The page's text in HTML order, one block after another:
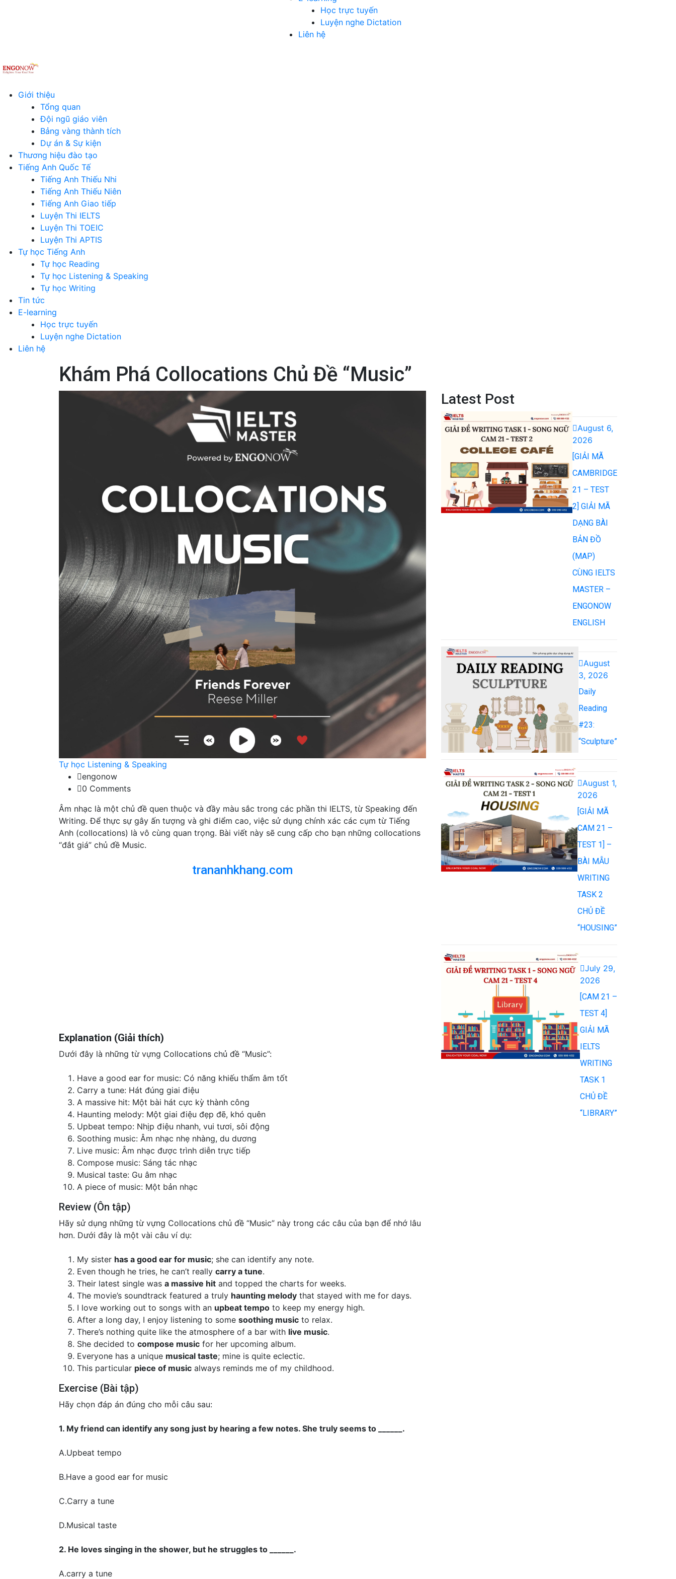
Học trực tuyến
Luyện nghe Dictation
Liên hệ
Giới thiệu
Tổng quan
Đội ngũ giáo viên
Bảng vàng thành tích
Dự án & Sự kiện
Thương hiệu đào tạo
Tiếng Anh Quốc Tế
Tiếng Anh Thiếu Nhi
Tiếng Anh Thiếu Niên
Tiếng Anh Giao tiếp
Luyện Thi IELTS
Luyện Thi TOEIC
Luyện Thi APTIS
Tự học Tiếng Anh
Tự học Reading
Tự học Listening & Speaking
Tự học Writing
Tin tức
E-learning
Học trực tuyến
Luyện nghe Dictation
Liên hệ
Khám Phá Collocations Chủ Đề “Music”
Tự học Listening & Speaking
engonow
0 Comments
Âm nhạc là một chủ đề quen thuộc và đầy màu sắc trong các phần thi IELTS, từ Speaking đến
Writing. Để thực sự gây ấn tượng và ghi điểm cao, việc sử dụng chính xác các cụm từ Tiếng
Anh (collocations) là vô cùng quan trọng. Bài viết này sẽ cung cấp cho bạn những collocations
“đắt giá” chủ đề Music.
trananhkhang.com
Explanation (Giải thích)
Dưới đây là những từ vựng Collocations chủ đề “Music”:
Have a good ear for music: Có năng khiếu thẩm âm tốt
Carry a tune: Hát đúng giai điệu
A massive hit: Một bài hát cực kỳ thành công
Haunting melody: Một giai điệu đẹp đẽ, khó quên
Upbeat tempo: Nhịp điệu nhanh, vui tươi, sôi động
Soothing music: Âm nhạc nhẹ nhàng, du dương
Live music: Âm nhạc được trình diễn trực tiếp
Compose music: Sáng tác nhạc
Musical taste: Gu âm nhạc
A piece of music: Một bản nhạc
Review (Ôn tập)
Hãy sử dụng những từ vựng Collocations chủ đề “Music” này trong các câu của bạn để nhớ lâu
hơn. Dưới đây là một vài câu ví dụ:
My sister has a good ear for music; she can identify any note.
Even though he tries, he can’t really carry a tune.
Their latest single was a massive hit and topped the charts for weeks.
The movie’s soundtrack featured a truly haunting melody that stayed with me for days.
I love working out to songs with an upbeat tempo to keep my energy high.
After a long day, I enjoy listening to some soothing music to relax.
There’s nothing quite like the atmosphere of a bar with live music.
She decided to compose music for her upcoming album.
Everyone has a unique musical taste; mine is quite eclectic.
This particular piece of music always reminds me of my childhood.
Exercise (Bài tập)
Hãy chọn đáp án đúng cho mỗi câu sau:
1. My friend can identify any song just by hearing a few notes. She truly seems to ______.
A.Upbeat tempo
B.Have a good ear for music
C.Carry a tune
D.Musical taste
2. He loves singing in the shower, but he struggles to ______.
A.carry a tune
Latest Post
August 6,
2026
[GIẢI MÃ
CAMBRIDGE
21 – TEST
2] GIẢI MÃ
DẠNG BÀI
BẢN ĐỒ
(MAP)
CÙNG IELTS
MASTER –
ENGONOW
ENGLISH
August
3, 2026
Daily
Reading
#23:
“Sculpture”
August 1,
2026
[GIẢI MÃ
CAM 21 –
TEST 1] –
BÀI MẪU
WRITING
TASK 2
CHỦ ĐỀ
“HOUSING”
July 29,
2026
[CAM 21 –
TEST 4]
GIẢI MÃ
IELTS
WRITING
TASK 1
CHỦ ĐỀ
“LIBRARY”